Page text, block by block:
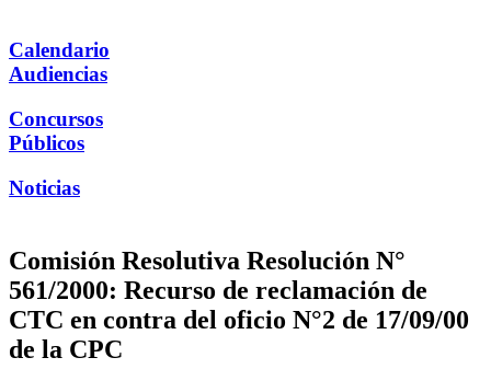
Calendario
Audiencias
Concursos
Públicos
Noticias
Comisión Resolutiva Resolución N°
561/2000: Recurso de reclamación de
CTC en contra del oficio N°2 de 17/09/00
de la CPC